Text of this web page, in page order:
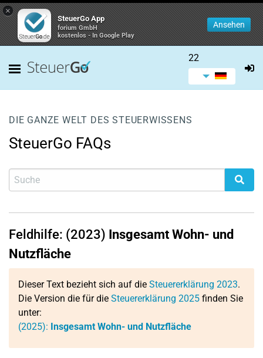
×
SteuerGo App
forium GmbH
kostenlos - In Google Play
Ansehen
22
DIE GANZE WELT DES STEUERWISSENS
SteuerGo FAQs
Feldhilfe: (2023) Insgesamt Wohn- und
Nutzfläche
Dieser Text bezieht sich auf die Steuererklärung 2023.
Die Version die für die Steuererklärung 2025 finden Sie
unter:
(2025): Insgesamt Wohn- und Nutzfläche